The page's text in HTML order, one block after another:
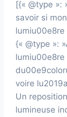
[{« @type »:
savoir si
lumiu00e8re
{« @type »:
voire
Un
lumineuse